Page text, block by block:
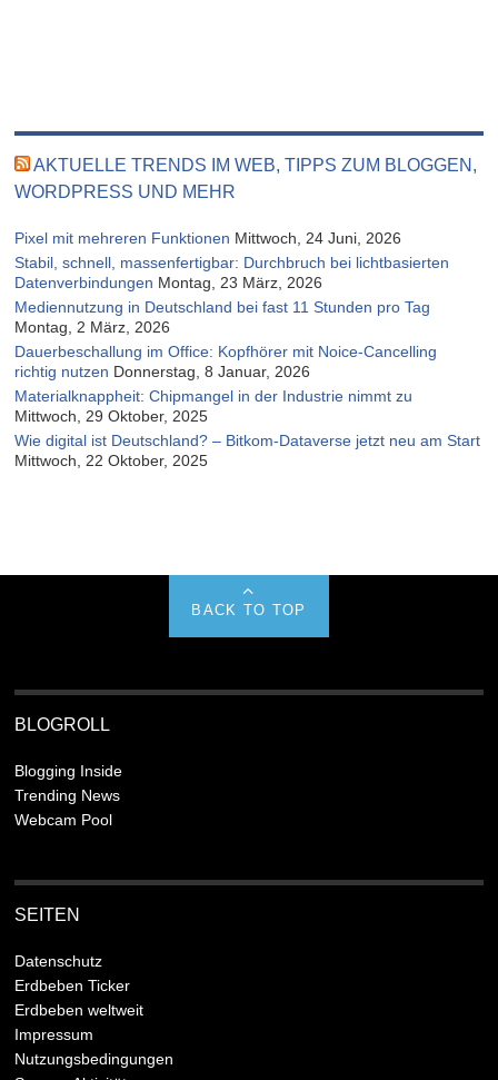
AKTUELLE TRENDS IM WEB, TIPPS ZUM BLOGGEN,
WORDPRESS UND MEHR
Pixel mit mehreren Funktionen Mittwoch, 24 Juni, 2026
Stabil, schnell, massenfertigbar: Durchbruch bei lichtbasierten
Datenverbindungen Montag, 23 März, 2026
Mediennutzung in Deutschland bei fast 11 Stunden pro Tag
Montag, 2 März, 2026
Dauerbeschallung im Office: Kopfhörer mit Noice-Cancelling
richtig nutzen Donnerstag, 8 Januar, 2026
Materialknappheit: Chipmangel in der Industrie nimmt zu
Mittwoch, 29 Oktober, 2025
Wie digital ist Deutschland? – Bitkom-Dataverse jetzt neu am Start
Mittwoch, 22 Oktober, 2025
BACK TO TOP
BLOGROLL
Blogging Inside
Trending News
Webcam Pool
SEITEN
Datenschutz
Erdbeben Ticker
Erdbeben weltweit
Impressum
Nutzungsbedingungen